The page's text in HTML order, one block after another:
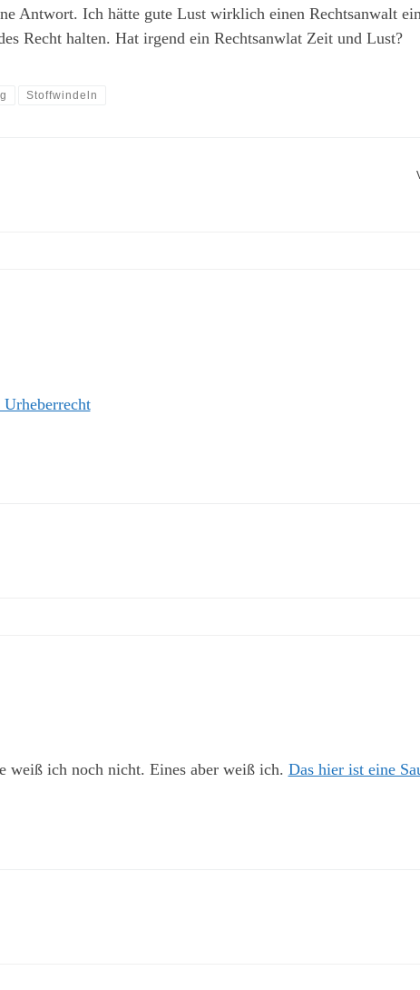
Antwort. Ich hätte gute Lust wirklich einen Rechtsanwalt
Recht halten. Hat irgend ein Rechtsanwlat Zeit und Lust?
Stoffwindeln
weiß ich noch nicht. Eines aber weiß ich. Das hier ist eine